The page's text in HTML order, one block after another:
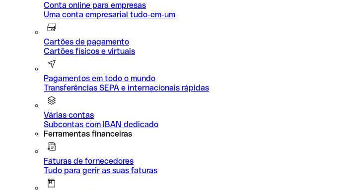
Conta online para empresas
Uma conta empresarial tudo-em-um
Cartões de pagamento
Cartões físicos e virtuais
Pagamentos em todo o mundo
Transferências SEPA e internacionais rápidas
Várias contas
Subcontas com IBAN dedicado
Ferramentas financeiras
Faturas de fornecedores
Tudo para gerir as suas faturas